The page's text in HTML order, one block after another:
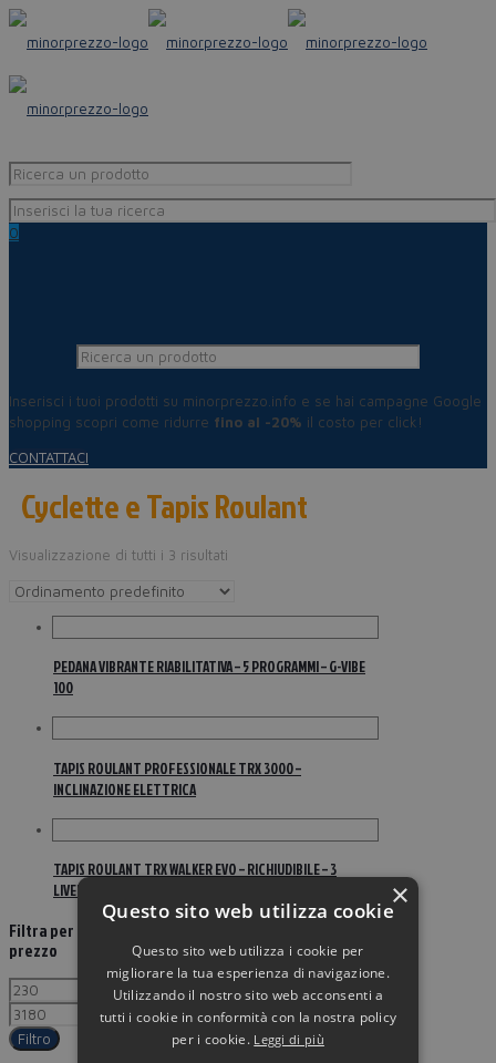
0
Inserisci i tuoi prodotti su minorprezzo.info e se hai campagne Google
shopping scopri come ridurre fino al -20% il costo per click!
CONTATTACI
Cyclette e Tapis Roulant
Visualizzazione di tutti i 3 risultati
PEDANA VIBRANTE RIABILITATIVA – 5 PROGRAMMI – G-VIBE
100
TAPIS ROULANT PROFESSIONALE TRX 3000 –
INCLINAZIONE ELETTRICA
TAPIS ROULANT TRX WALKER EVO – RICHIUDIBILE – 3
LIVELLI INCLINAZIONE
Filtra per
prezzo
Filtro
×
Questo sito web utilizza cookie
Questo sito web utilizza i cookie per
migliorare la tua esperienza di navigazione.
Utilizzando il nostro sito web acconsenti a
tutti i cookie in conformità con la nostra policy
per i cookie. Leggi di più